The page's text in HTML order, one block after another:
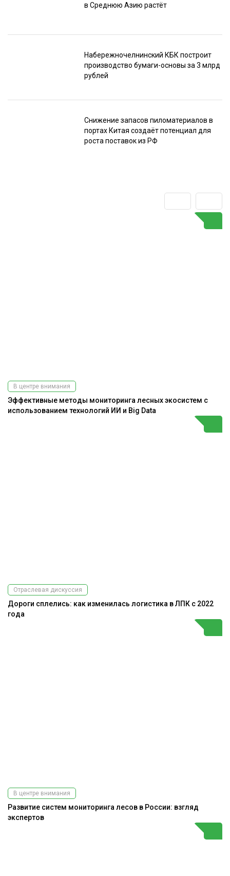
в Среднюю Азию растёт
Набережночелнинский КБК построит
производство бумаги-основы за 3 млрд
рублей
Снижение запасов пиломатериалов в
портах Китая создаёт потенциал для
роста поставок из РФ
В центре внимания
Эффективные методы мониторинга лесных экосистем с
использованием технологий ИИ и Big Data
Отраслевая дискуссия
Дороги сплелись: как изменилась логистика в ЛПК с 2022
года
В центре внимания
Развитие систем мониторинга лесов в России: взгляд
экспертов